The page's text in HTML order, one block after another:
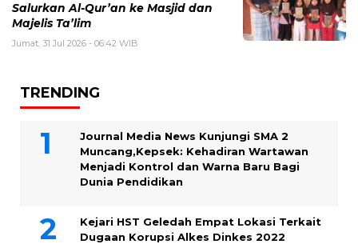
Salurkan Al-Qur’an ke Masjid dan
Majelis Ta’lim
Jumat, 31 Jul 2026 - 06:42 WIB
TRENDING
Journal Media News Kunjungi SMA 2
Muncang,Kepsek: Kehadiran Wartawan
Menjadi Kontrol dan Warna Baru Bagi
Dunia Pendidikan
Kejari HST Geledah Empat Lokasi Terkait
Dugaan Korupsi Alkes Dinkes 2022